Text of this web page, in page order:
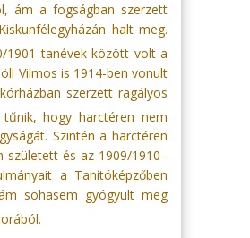
ám a fogságban szerzett
halt meg.
1901 tanévek között volt a
Vilmos is 1914-ben vonult
szerzett ragályos
hogy harctéren nem
Szintén a harctéren
született és az 1909/1910–
a Tanítóképzőben
sohasem gyógyult meg